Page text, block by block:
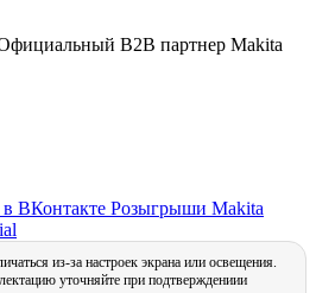
B2B партнер Makita
ВКонтакте Розыгрыши Makita
из-за настроек экрана или освещения.
уточняйте при подтверждениии